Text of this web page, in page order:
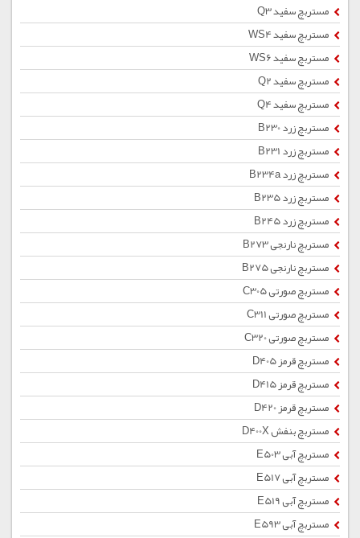
مستربچ سفید Q3
مستربچ سفید WS4
مستربچ سفید WS6
مستربچ سفید Q2
مستربچ سفید Q4
مستربچ زرد B230
مستربچ زرد B231
مستربچ زرد B234a
مستربچ زرد B235
مستربچ زرد B245
مستربچ نارنجی B273
مستربچ نارنجی B275
مستربچ صورتی C305
مستربچ صورتی C311
مستربچ صورتی C320
مستربچ قرمز D405
مستربچ قرمز D415
مستربچ قرمز D420
مستربچ بنفش D400X
مستربچ آبی E503
مستربچ آبی E517
مستربچ آبی E519
مستربچ آبی E593